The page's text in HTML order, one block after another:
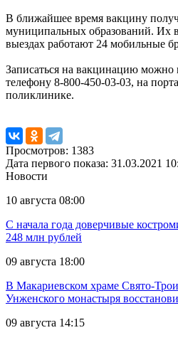
В ближайшее время вакцину
муниципальных образований. Их
выездах работают 24 мобильные
Записаться на вакцинацию можно
телефону 8-800-450-03-03, на
поликлинике.
Просмотров: 1383
Дата первого показа: 31.03.2021
Новости
10 августа 08:00
С начала года доверчивые
248 млн рублей
09 августа 18:00
В Макариевском храме Свято-
Унженского монастыря
09 августа 14:15